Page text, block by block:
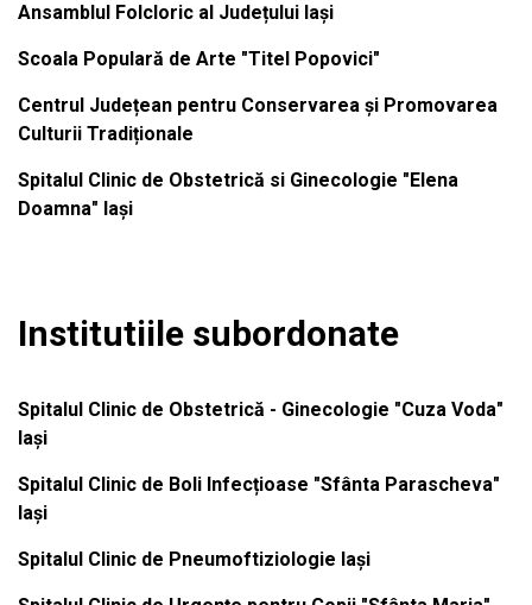
Ansamblul Folcloric al Județului Iași
Scoala Populară de Arte "Titel Popovici"
Centrul Județean pentru Conservarea și Promovarea
Culturii Tradiționale
Spitalul Clinic de Obstetrică si Ginecologie "Elena
Doamna" Iași
Institutiile subordonate
Spitalul Clinic de Obstetrică - Ginecologie "Cuza Voda"
Iași
Spitalul Clinic de Boli Infecțioase "Sfânta Parascheva"
Iași
Spitalul Clinic de Pneumoftiziologie Iași